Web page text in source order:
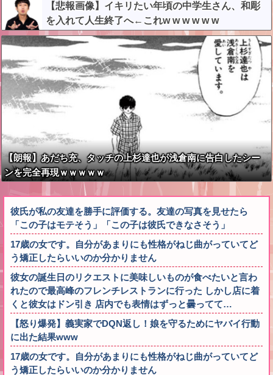
【悲報画像】イキリたい年頃の中学生さん、和彫
を入れて人生終了へ←これw w w w w w
【朗報】あだち充、タッチの上杉達也が浅倉南に告白したシー
ンを完全再現ｗｗｗｗｗ
彼氏が私の友達を勝手に評価する。友達の写真を見せたら
「この子はモテそう」「この子は彼氏できなさそう」
17歳の女です。自分があまりにも性格がねじ曲がっていてど
う矯正したらいいのか分かりません
彼女の誕生日のリクエストに美味しいものが食べたいと言わ
れたので最高峰のフレンチレストランに行った しかし店に着
くと彼女はドン引き 店内でも表情はずっと曇ってて…
【怒り爆発】義実家でDQN返し！娘を守るためにヤバイ行動
に出た結果www
17歳の女です。自分があまりにも性格がねじ曲がっていてど
う矯正したらいいのか分かりません